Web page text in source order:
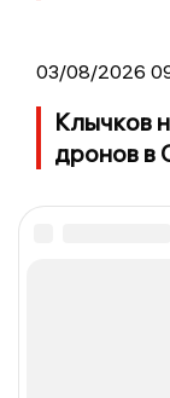
03/08/2026
Клычков
дронов в